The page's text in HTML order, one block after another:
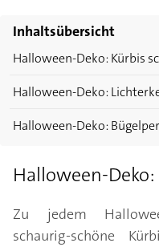
Inhaltsübersicht
Halloween-Deko: Kürbis
Halloween-Deko:
Halloween-Deko:
Halloween-
Zu jedem
schaurig-schöne